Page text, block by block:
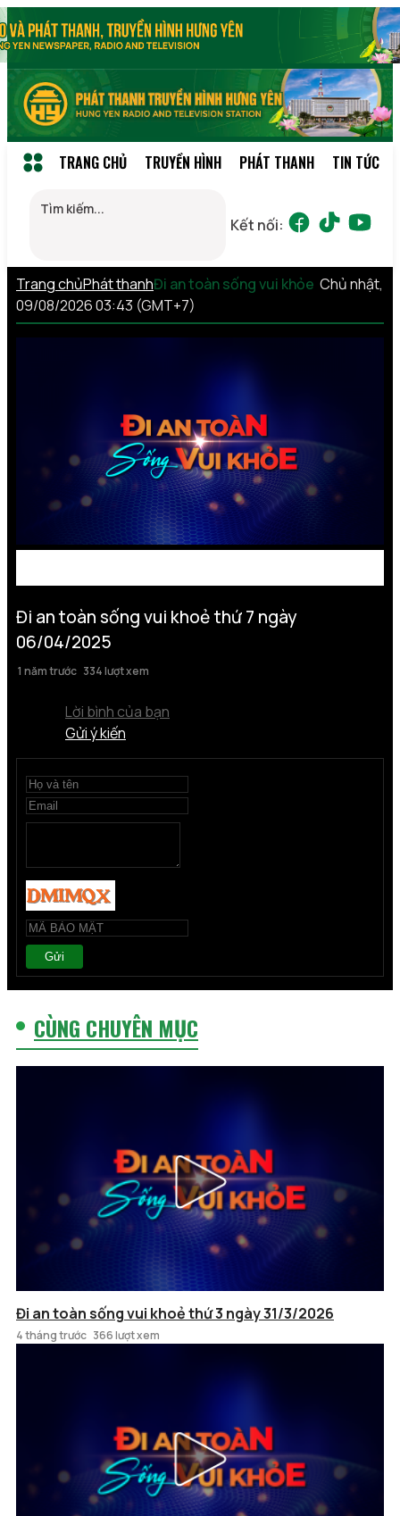
TRANG CHỦ TRUYỀN HÌNH PHÁT THANH TIN TỨC
Kết nối:
Trang chủPhát thanhĐi an toàn sống vui khỏe Chủ nhật,
09/08/2026 03:43 (GMT+7)
Đi an toàn sống vui khoẻ thứ 7 ngày
06/04/2025
1 năm trước 334 lượt xem
Lời bình của bạn
Gửi ý kiến
Gửi
CÙNG CHUYÊN MỤC
Đi an toàn sống vui khoẻ thứ 3 ngày 31/3/2026
4 tháng trước 366 lượt xem